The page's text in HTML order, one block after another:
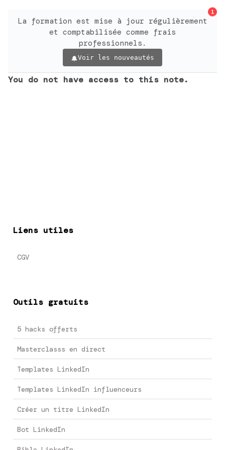
La formation est mise à jour régulièrement
et comptabilisée comme frais
professionnels.
Voir les nouveautés
1
You do not have access to this note.
Liens utiles
CGV
Outils gratuits
5 hacks offerts
Masterclasss en direct
Templates LinkedIn
Templates LinkedIn influenceurs
Créer un titre LinkedIn
Bot LinkedIn